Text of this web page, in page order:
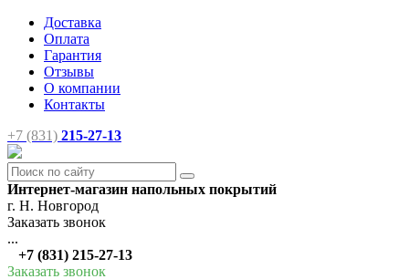
Доставка
Оплата
Гарантия
Отзывы
О компании
Контакты
+7 (831) 215-27-13
Интернет-магазин напольных покрытий
г. Н. Новгород
Заказать звонок
...
+7 (831) 215-27-13
Заказать звонок